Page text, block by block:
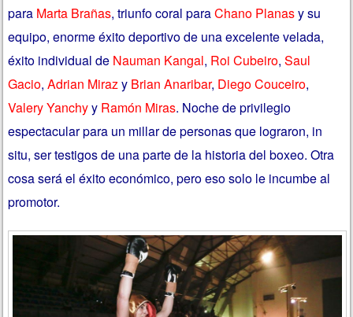
para Marta Brañas, triunfo coral paraChano Planasy su
equipo, enorme éxito deportivo de una excelente velada,
éxito individual de Nauman Kangal, Roi Cubeiro,Saul
Gacio,Adrian Mirazy Brian Anaribar, Diego Couceiro,
Valery Yanchyy Ramón Miras. Noche de privilegio
espectacular para un millar de personas que lograron, in
situ, ser testigos de una parte de la historia del boxeo. Otra
cosa será el éxito económico, pero eso solo le incumbe al
promotor.